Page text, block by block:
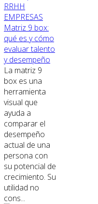
RRHH
EMPRESAS
Matriz 9 box:
qué es y cómo
evaluar talento
y desempeño
La matriz 9
box es una
herramienta
visual que
ayuda a
comparar el
desempeño
actual de una
persona con
su potencial de
crecimiento. Su
utilidad no
cons...